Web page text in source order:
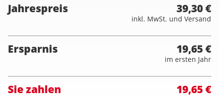
Jahrespreis 39,30 €
inkl. MwSt. und Versand
Ersparnis 19,65 €
im ersten Jahr
Sie zahlen 19,65 €